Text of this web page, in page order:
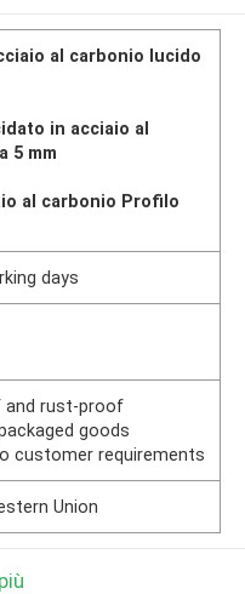
al carbonio lucido
in acciaio al
5 mm
al carbonio Profilo
days
and rust-proof
goods
customer requirements
Union